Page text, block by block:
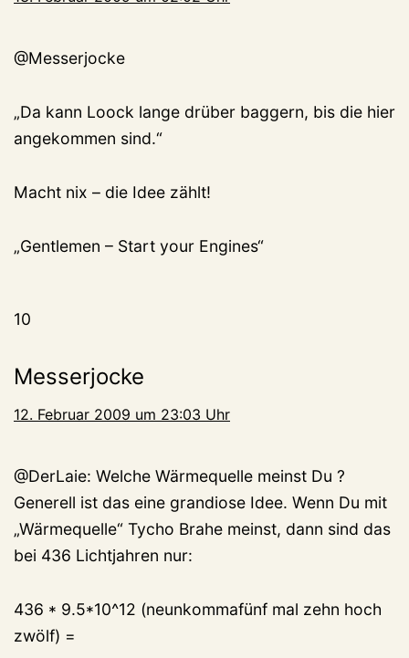
@Messerjocke
„Da kann Loock lange drüber baggern, bis die hier
angekommen sind.“
Macht nix – die Idee zählt!
„Gentlemen – Start your Engines“
10
Messerjocke
12. Februar 2009 um 23:03 Uhr
@DerLaie: Welche Wärmequelle meinst Du ?
Generell ist das eine grandiose Idee. Wenn Du mit
„Wärmequelle“ Tycho Brahe meinst, dann sind das
bei 436 Lichtjahren nur:
436 * 9.5*10^12 (neunkommafünf mal zehn hoch
zwölf) =